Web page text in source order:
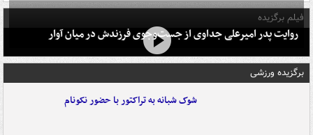
فیلم برگزیده
روایت پدر امیرعلی جداوی از جست‌وجوی فرزندش در میان آوار
برگزیده ورزشی
شوک شبانه به تراکتور با حضور نکونام